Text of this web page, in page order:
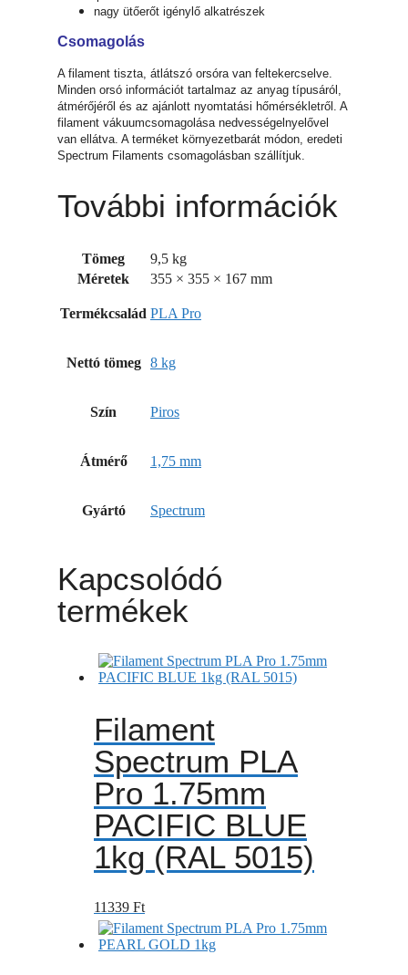
nagy ütőerőt igénylő alkatrészek
Csomagolás
A filament tiszta, átlátszó orsóra van feltekercselve.
Minden orsó információt tartalmaz az anyag típusáról,
átmérőjéről és az ajánlott nyomtatási hőmérsékletről. A
filament vákuumcsomagolása nedvességelnyelővel
van ellátva. A terméket környezetbarát módon, eredeti
Spectrum Filaments csomagolásban szállítjuk.
További információk
Tömeg
9,5 kg
Méretek
355 × 355 × 167 mm
Termékcsalád PLA Pro
Nettó tömeg 8 kg
Szín Piros
Átmérő 1,75 mm
Gyártó Spectrum
Kapcsolódó
termékek
Filament
Spectrum PLA
Pro 1.75mm
PACIFIC BLUE
1kg (RAL 5015)
11339 Ft